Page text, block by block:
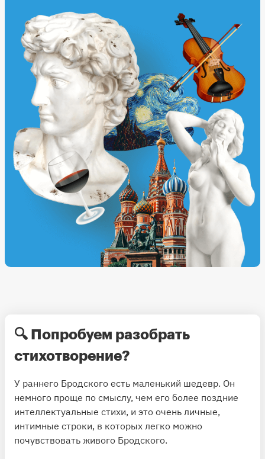
🔍 Попробуем разобрать
стихотворение?
У раннего Бродского есть маленький шедевр. Он
немного проще по смыслу, чем его более поздние
интеллектуальные стихи, и это очень личные,
интимные строки, в которых легко можно
почувствовать живого Бродского.